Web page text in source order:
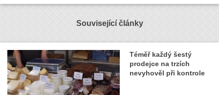
Související články
Téměř každý šestý
prodejce na trzích
nevyhověl při kontrole